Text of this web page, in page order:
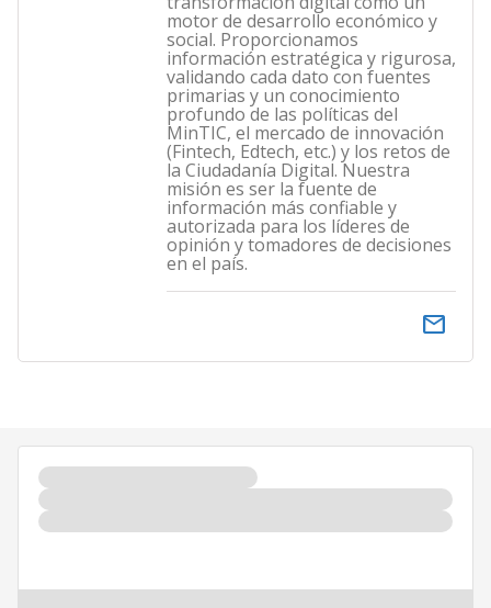
motor de desarrollo económico y
social. Proporcionamos
información estratégica y rigurosa,
validando cada dato con fuentes
primarias y un conocimiento
profundo de las políticas del
MinTIC, el mercado de innovación
(Fintech, Edtech, etc.) y los retos de
la Ciudadanía Digital. Nuestra
misión es ser la fuente de
información más confiable y
autorizada para los líderes de
opinión y tomadores de decisiones
en el país.
email